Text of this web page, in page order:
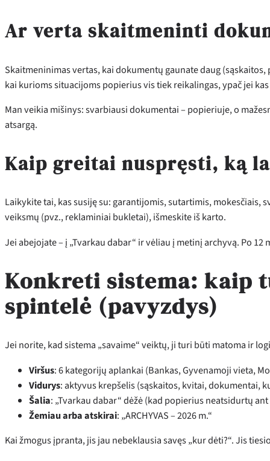
Ar verta skaitmeninti
Skaitmeninimas vertas, kai dokumentų gaunate daug
kai kurioms situacijoms popierius vis tiek reikalingas, ypač jei
Man veikia mišinys: svarbiausi dokumentai – popieriuje, o
atsargą.
Kaip greitai nuspręsti, ką
Laikykite tai, kas susiję su: garantijomis, sutartimis, mokesčiais,
veiksmų (pvz., reklaminiai bukletai), išmeskite iš karto.
Jei abejojate – į „Tvarkau dabar“ ir vėliau į metinį archyvą. Po
Konkreti sistema: kaip
spintelė (pavyzdys)
Jei norite, kad sistema „savaime“ veiktų, ji turi būti matoma ir
Viršus: 6 kategorijų aplankai (Bankas, Gyvenamoji vieta,
Vidurys: aktyvus krepšelis (sąskaitos, kvitai, dokumentai,
Šalia: „Tvarkau dabar“ dėžė (kad popierius neatsidurtų
Žemiau arba atskirai: „ARCHYVAS – 2026 m.“
Kai žmogus įpranta, jis jau nebeklausia savęs „kur dėti?“. Jis